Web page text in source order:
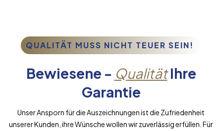
QUALITÄT MUSS NICHT TEUER SEIN!
Bewiesene - QualitätIhre
Garantie
Unser Ansporn für die Auszeichnungen ist die Zufriedenheit
unserer Kunden, ihre Wünsche wollen wir zuverlässig erfüllen. Für